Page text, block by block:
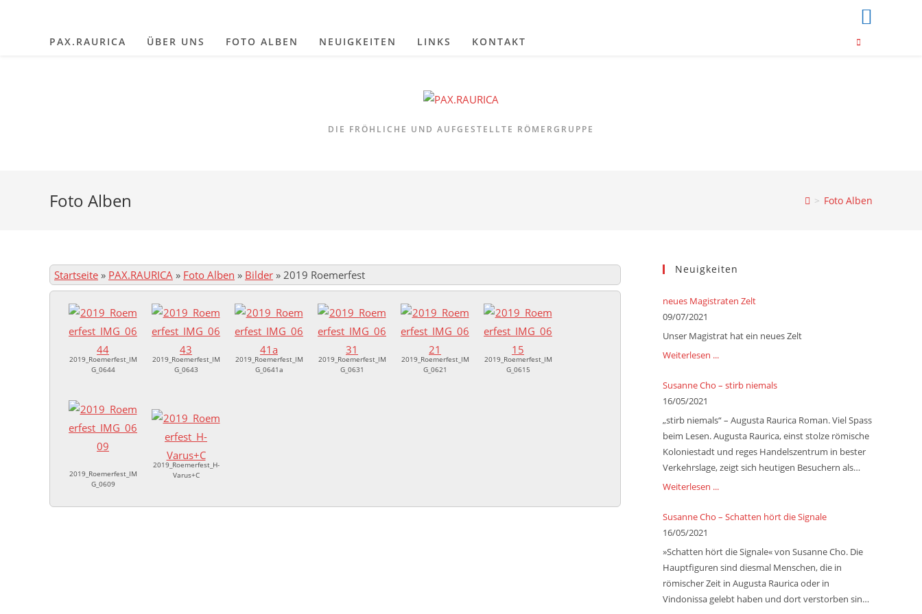
PAX.RAURICA ÜBER UNS FOTO ALBEN NEUIGKEITEN LINKS KONTAKT
DIE FRÖHLICHE UND AUFGESTELLTE RÖMERGRUPPE
Foto Alben > Foto Alben
Startseite » PAX.RAURICA » Foto Alben » Bilder » 2019 Roemerfest
2019_Roemerfest_IM
G_0644
2019_Roemerfest_IM
G_0643
2019_Roemerfest_IM
G_0641a
2019_Roemerfest_IM
G_0631
2019_Roemerfest_IM
G_0621
2019_Roemerfest_IM
G_0615
2019_Roemerfest_IM
G_0609
2019_Roemerfest_H-
Varus+C
Neuigkeiten
neues Magistraten Zelt
09/07/2021
Unser Magistrat hat ein neues Zelt
Weiterlesen ...
Susanne Cho – stirb niemals
16/05/2021
„stirb niemals“ – Augusta Raurica Roman. Viel Spass
beim Lesen. Augusta Raurica, einst stolze römische
Koloniestadt und reges Handelszentrum in bester
Verkehrslage, zeigt sich heutigen Besuchern als
größter archäologischer Park auf schweizerischem
Hauptthema, zugleich aber auch Rahmen für
Geschichten und Geschichte aus verschiedenen
Jahrhunderten. Die antiken Götter erwachen zu
neuem Leben, geben sich aber nicht zufrieden mit
einer Existenz in der Museumsvitrine. Nach
jahrhundertelangem Schlaf versuchen sie, sich
Weiterlesen ...
Susanne Cho – Schatten hört die Signale
16/05/2021
»Schatten hört die Signale« von Susanne Cho. Die
Hauptfiguren sind diesmal Menschen, die in
römischer Zeit in Augusta Raurica oder in
Vindonissa gelebt haben und dort verstorben sind.